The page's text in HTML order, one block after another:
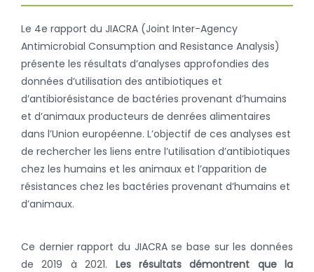
Le 4e rapport du JIACRA (Joint Inter-Agency
Antimicrobial Consumption and Resistance Analysis)
présente les résultats d’analyses approfondies des
données d’utilisation des antibiotiques et
d’antibiorésistance de bactéries provenant d’humains
et d’animaux producteurs de denrées alimentaires
dans l’Union européenne. L’objectif de ces analyses est
de rechercher les liens entre l’utilisation d’antibiotiques
chez les humains et les animaux et l’apparition de
résistances chez les bactéries provenant d’humains et
d’animaux.
Ce dernier rapport du JIACRA se base sur les données
de 2019 à 2021. Les résultats démontrent que la